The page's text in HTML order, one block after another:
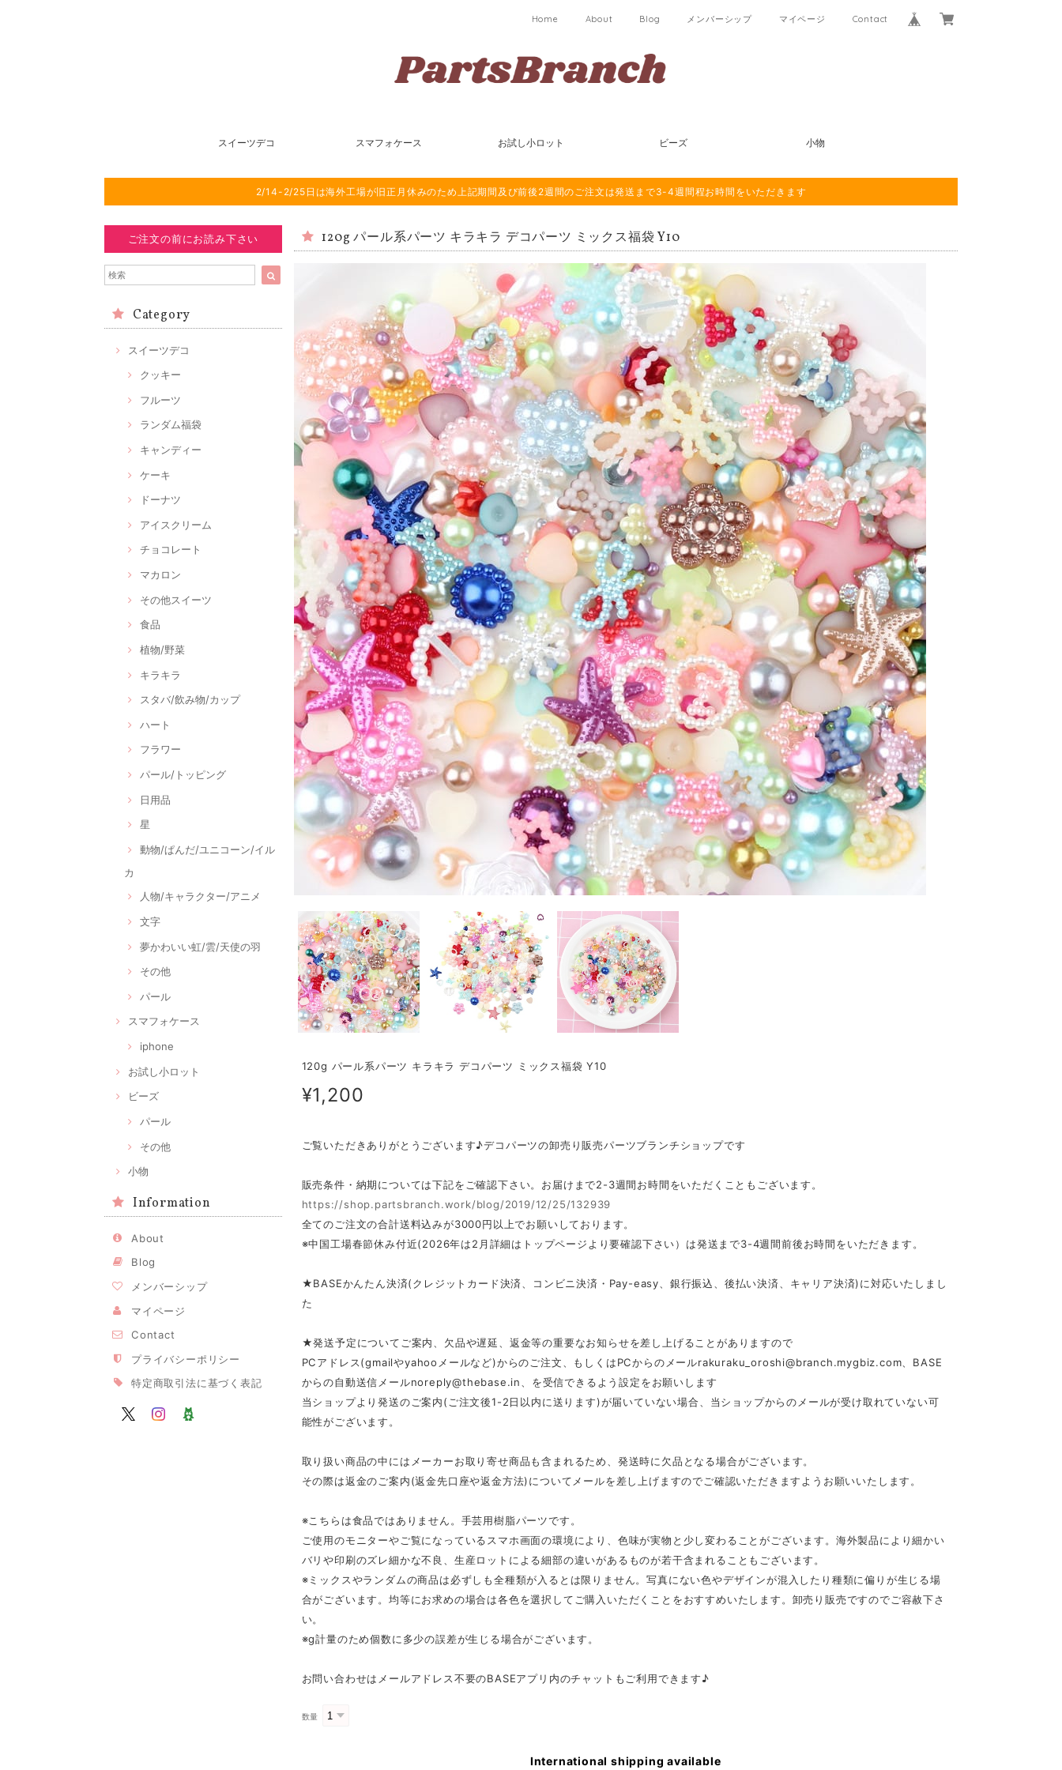
Home About Blog メンバーシップ マイページ Contact
スイーツデコ スマフォケース お試し小ロット ビーズ 小物
2/14-2/25日は海外工場が旧正月休みのため上記期間及び前後2週間のご注文は発送まで3-4週間程お時間をいただきます
ご注文の前にお読み下さい
Category
スイーツデコ
クッキー
フルーツ
ランダム福袋
キャンディー
ケーキ
ドーナツ
アイスクリーム
チョコレート
マカロン
その他スイーツ
食品
植物/野菜
キラキラ
スタバ/飲み物/カップ
ハート
フラワー
パール/トッピング
日用品
星
動物/ぱんだ/ユニコーン/イル
カ
人物/キャラクター/アニメ
文字
夢かわいい虹/雲/天使の羽
その他
パール
スマフォケース
iphone
お試し小ロット
ビーズ
パール
その他
小物
Information
About
Blog
メンバーシップ
マイページ
Contact
プライバシーポリシー
特定商取引法に基づく表記
120g パール系パーツ キラキラ デコパーツ ミックス福袋 Y10
120g パール系パーツ キラキラ デコパーツ ミックス福袋 Y10
¥1,200
ご覧いただきありがとうございます♪デコパーツの卸売り販売パーツブランチショップです
販売条件・納期については下記をご確認下さい。お届けまで2-3週間お時間をいただくこともございます。
https://shop.partsbranch.work/blog/2019/12/25/132939
全てのご注文の合計送料込みが3000円以上でお願いしております。
※中国工場春節休み付近(2026年は2月詳細はトップページより要確認下さい）は発送まで3-4週間前後お時間をいただきます。
★BASEかんたん決済(クレジットカード決済、コンビニ決済・Pay-easy、銀行振込、後払い決済、キャリア決済)に対応いたしまし
た
★発送予定についてご案内、欠品や遅延、返金等の重要なお知らせを差し上げることがありますので
PCアドレス(gmailやyahooメールなど)からのご注文、もしくはPCからのメールrakuraku_oroshi@branch.mygbiz.com 、BASE
からの自動送信メールnoreply@thebase.in
、を受信できるよう設定をお願いします
当ショップより発送のご案内(ご注文後1-2日以内に送ります)が届いていない場合、当ショップからのメールが受け取れていない可
能性がございます。
取り扱い商品の中にはメーカーお取り寄せ商品も含まれるため、発送時に欠品となる場合がございます。
その際は返金のご案内(返金先口座や返金方法)についてメールを差し上げますのでご確認いただきますようお願いいたします。
※こちらは食品ではありません。手芸用樹脂パーツです。
ご使用のモニターやご覧になっているスマホ画面の環境により、色味が実物と少し変わることがございます。海外製品により細かい
バリや印刷のズレ細かな不良、生産ロットによる細部の違いがあるものが若干含まれることもございます。
※ミックスやランダムの商品は必ずしも全種類が入るとは限りません。写真にない色やデザインが混入したり種類に偏りが生じる場
合がございます。均等にお求めの場合は各色を選択してご購入いただくことをおすすめいたします。卸売り販売ですのでご容赦下さ
い。
※g計量のため個数に多少の誤差が生じる場合がございます。
お問い合わせはメールアドレス不要のBASEアプリ内のチャットもご利用できます♪
数量
International shipping available